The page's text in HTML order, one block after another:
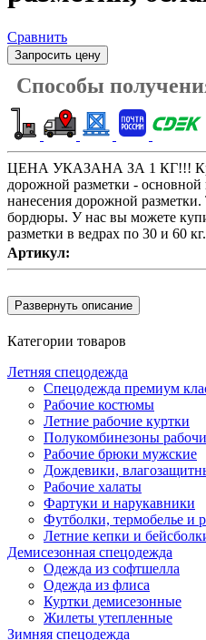
Сравнить
Способы
ЦЕНА УКАЗАНА ЗА 1 КГ!!!
дорожной разметки - основной
нанесения дорожной
бордюры. У нас вы можете
разметки в ведрах по 30 и 60
Артикул:
Категории товаров
Летняя спецодежда
Спецодежда премиум
Рабочие костюмы
Летние рабочие куртки
Полукомбинезоны
Рабочие брюки мужские
Дождевики,
Рабочие халаты
Фартуки и нарукавники
Футболки, термобелье и
Летние кепки и
Демисезонная спецодежда
Одежда из софтшелла
Одежда из флиса
Куртки демисезонные
Жилеты утепленные
Зимняя спецодежда